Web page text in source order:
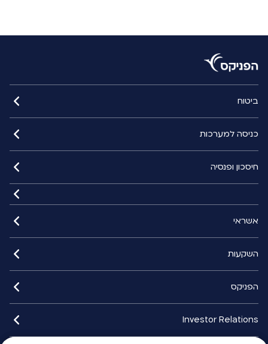
ביטוח
כניסה למערכות
חיסכון ופנסיה
אשראי
השקעות
הפניקס
Investor Relations